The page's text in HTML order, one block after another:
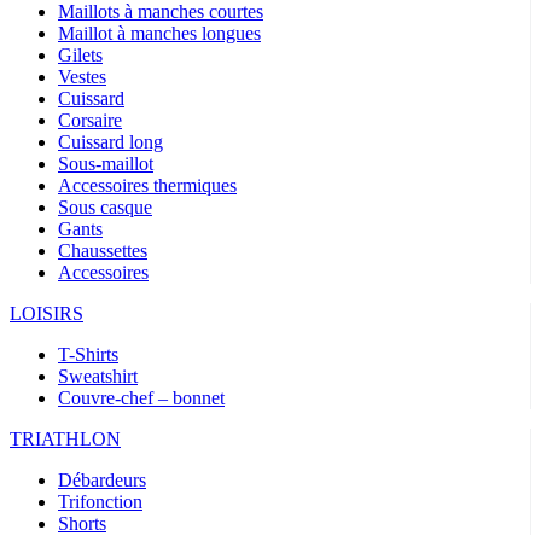
Maillots à manches courtes
Maillot à manches longues
Gilets
Vestes
Cuissard
Corsaire
Cuissard long
Sous-maillot
Accessoires thermiques
Sous casque
Gants
Chaussettes
Accessoires
LOISIRS
T-Shirts
Sweatshirt
Couvre-chef – bonnet
TRIATHLON
Débardeurs
Trifonction
Shorts